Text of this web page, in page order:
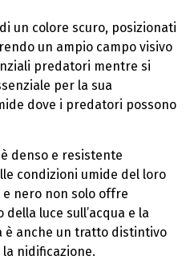
un colore scuro, posizionati
un ampio campo visivo
predatori mentre si
per la sua
dove i predatori possono
denso e resistente
condizioni umide del loro
nero non solo offre
luce sull’acqua e la
è anche un tratto distintivo
nidificazione.